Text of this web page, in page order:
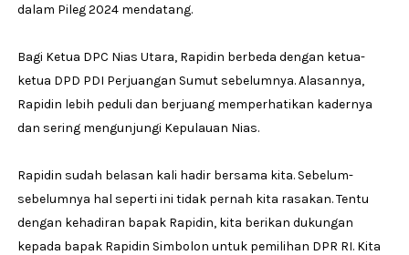
dalam Pileg 2024 mendatang.
Bagi Ketua DPC Nias Utara, Rapidin berbeda dengan ketua-
ketua DPD PDI Perjuangan Sumut sebelumnya. Alasannya,
Rapidin lebih peduli dan berjuang memperhatikan kadernya
dan sering mengunjungi Kepulauan Nias.
Rapidin sudah belasan kali hadir bersama kita. Sebelum-
sebelumnya hal seperti ini tidak pernah kita rasakan. Tentu
dengan kehadiran bapak Rapidin, kita berikan dukungan
kepada bapak Rapidin Simbolon untuk pemilihan DPR RI. Kita